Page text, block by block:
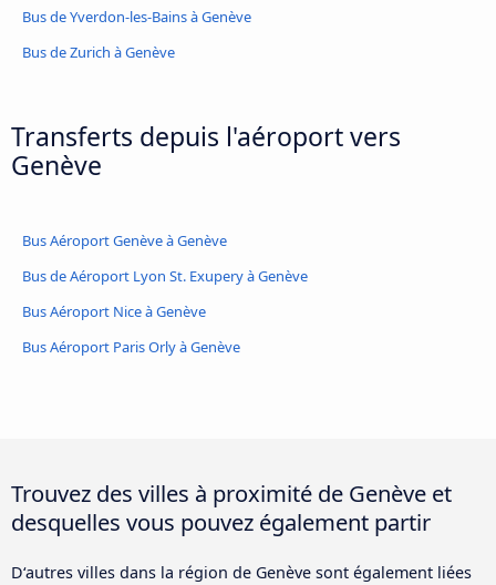
Bus de Yverdon-les-Bains à Genève
Bus de Zurich à Genève
Transferts depuis l'aéroport vers
Genève
Bus Aéroport Genève à Genève
Bus de Aéroport Lyon St. Exupery à Genève
Bus Aéroport Nice à Genève
Bus Aéroport Paris Orly à Genève
Trouvez des villes à proximité de Genève et
desquelles vous pouvez également partir
D‘autres villes dans la région de Genève sont également liées